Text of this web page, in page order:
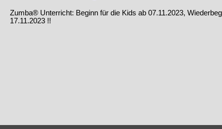
Zumba® Unterricht: Beginn für die Kids ab 07.11.2023,
17.11.2023 !!